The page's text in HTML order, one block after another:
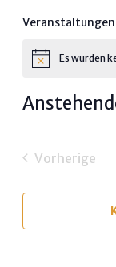
HinweisEs wurden
Vorherige